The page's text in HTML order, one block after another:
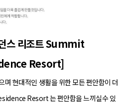
스 리조트 Summit
Resort]
며 현대적인 생활을 위한 모든 편안함이 더
Resort 는 편안함을 느끼실수 있